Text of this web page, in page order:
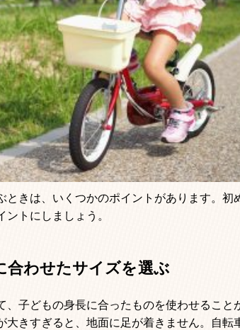
ときは、いくつかのポイントがあります。初
ントにしましょう。
合わせたサイズを選ぶ
、子どもの身長に合ったものを使わせること
大きすぎると、地面に足が着きません。自転